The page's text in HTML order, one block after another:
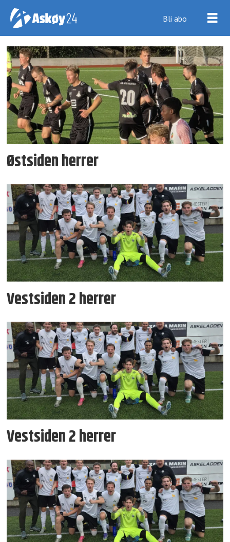
Bli abo
Tag:
askoy24
Østsiden herrer
Vestsiden 2 herrer
Vestsiden 2 herrer